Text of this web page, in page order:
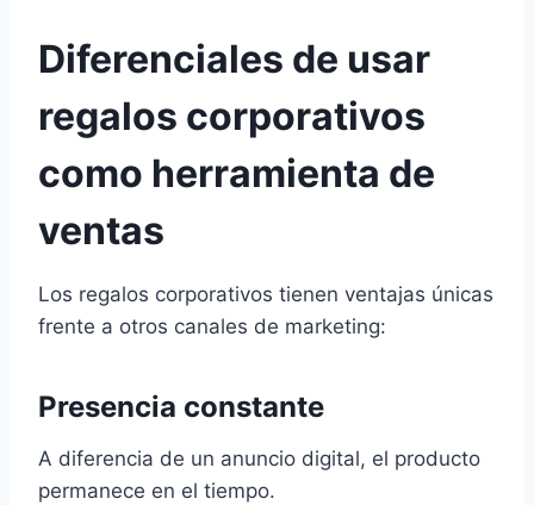
Diferenciales de usar
regalos corporativos
como herramienta de
ventas
Los regalos corporativos tienen ventajas únicas
frente a otros canales de marketing:
Presencia constante
A diferencia de un anuncio digital, el producto
permanece en el tiempo.